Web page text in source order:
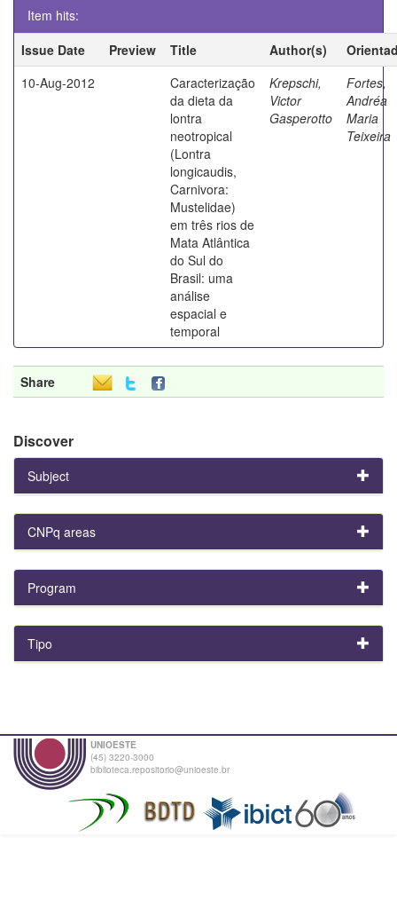
Item hits:
Issue Date
Preview Title Author(s)
10-Aug-2012
Caracterização
da dieta da
lontra
neotropical
(Lontra
longicaudis,
Carnivora:
Mustelidae)
em três rios de
Mata Atlântica
do Sul do
Brasil: uma
análise
espacial e
temporal
Krepschi,
Victor
Gasperotto
Fortes,
Andréa
Maria
Teixeira
Share
Discover
Subject
CNPq areas
Program
Tipo
UNIOESTE
(45) 3220-3000
biblioteca.repositorio@unioeste.br